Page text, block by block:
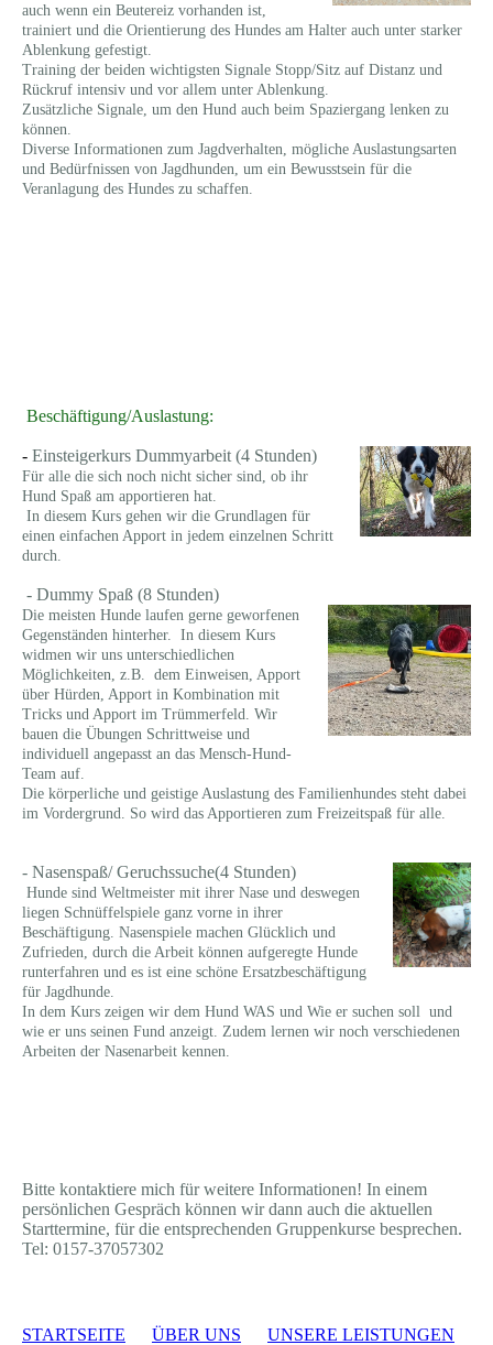
auch wenn ein Beutereiz vorhanden ist,
trainiert und die Orientierung des Hundes am Halter auch unter starker
Ablenkung gefestigt.
Training der beiden wichtigsten Signale Stopp/Sitz auf Distanz und
Rückruf intensiv und vor allem unter Ablenkung.
Zusätzliche Signale, um den Hund auch beim Spaziergang lenken zu
können.
Diverse Informationen zum Jagdverhalten, mögliche Auslastungsarten
und Bedürfnissen von Jagdhunden, um ein Bewusstsein für die
Veranlagung des Hundes zu schaffen.
Beschäftigung/Auslastung:
- Einsteigerkurs Dummyarbeit (4 Stunden)
Für alle die sich noch nicht sicher sind, ob ihr
Hund Spaß am apportieren hat.
In diesem Kurs gehen wir die Grundlagen für
einen einfachen Apport in jedem einzelnen Schritt
durch.
- Dummy Spaß (8 Stunden)
Die meisten Hunde laufen gerne geworfenen
Gegenständen hinterher. In diesem Kurs
widmen wir uns unterschiedlichen
Möglichkeiten, z.B. dem Einweisen, Apport
über Hürden, Apport in Kombination mit
Tricks und Apport im Trümmerfeld. Wir
bauen die Übungen Schrittweise und
individuell angepasst an das Mensch-Hund-
Team auf.
Die körperliche und geistige Auslastung des Familienhundes steht dabei
im Vordergrund. So wird das Apportieren zum Freizeitspaß für alle.
- Nasenspaß/ Geruchssuche(4 Stunden)
Hunde sind Weltmeister mit ihrer Nase und deswegen
liegen Schnüffelspiele ganz vorne in ihrer
Beschäftigung. Nasenspiele machen Glücklich und
Zufrieden, durch die Arbeit können aufgeregte Hunde
runterfahren und es ist eine schöne Ersatzbeschäftigung
für Jagdhunde.
In dem Kurs zeigen wir dem Hund WAS und Wie er suchen soll und
wie er uns seinen Fund anzeigt. Zudem lernen wir noch verschiedenen
Arbeiten der Nasenarbeit kennen.
Bitte kontaktiere mich für weitere Informationen! In einem
persönlichen Gespräch können wir dann auch die aktuellen
Starttermine, für die entsprechenden Gruppenkurse besprechen.
Tel: 0157-37057302
STARTSEITE ÜBER UNS UNSERE LEISTUNGEN